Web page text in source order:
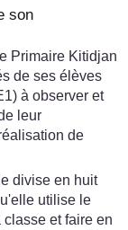
son
Primaire Kitidjan
de ses élèves
à observer et
leur
de
divise en huit
utilise le
et faire en